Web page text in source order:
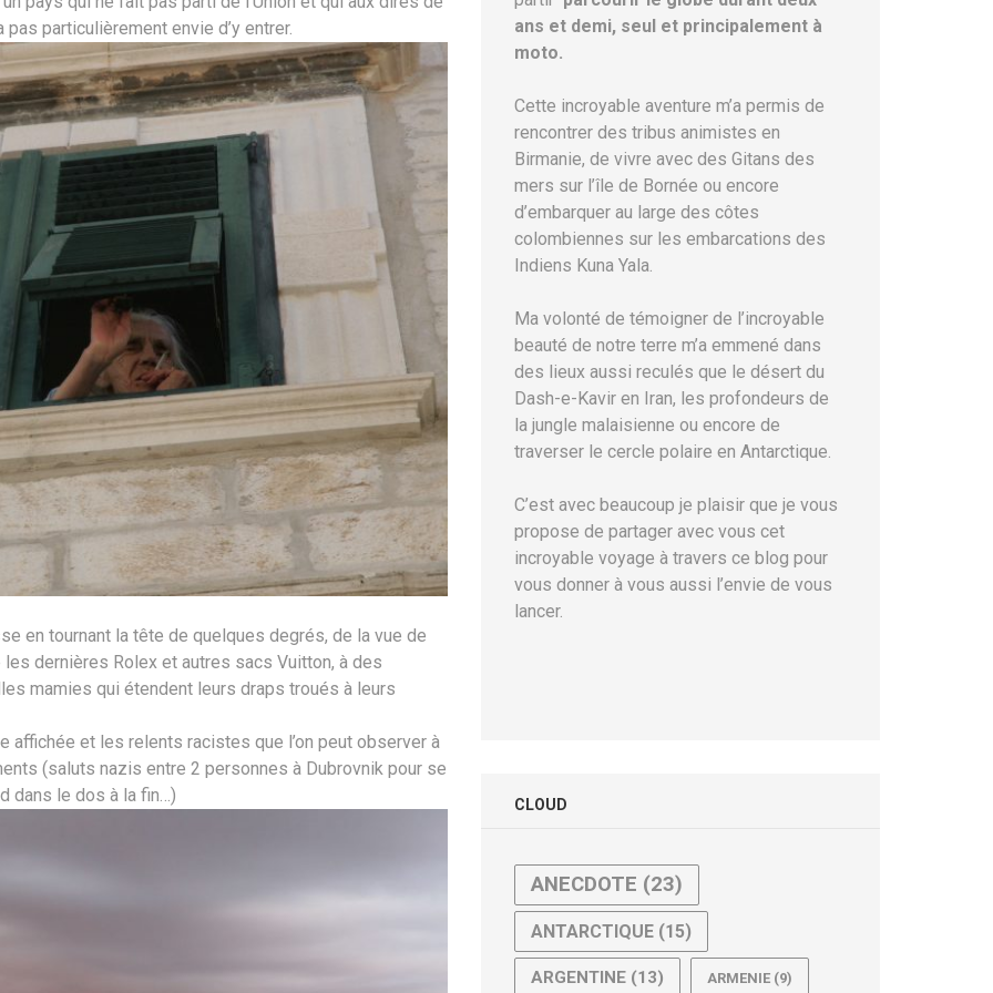
particulièrement envie d’y entrer.
en tournant la tête de quelques degrés, de la vue de
dernières Rolex et autres sacs Vuitton, à des
mamies qui étendent leurs draps troués à leurs
affichée et les relents racistes que l’on peut observer à
(saluts nazis entre 2 personnes à Dubrovnik pour se
dans le dos à la fin…)
ans et demi, seul et principalement à
moto.
Cette incroyable aventure m’a permis de
rencontrer des tribus animistes en
Birmanie, de vivre avec des Gitans des
mers sur l’île de Bornée ou encore
d’embarquer au large des côtes
colombiennes sur les embarcations des
Indiens Kuna Yala.
Ma volonté de témoigner de l’incroyable
beauté de notre terre m’a emmené dans
des lieux aussi reculés que le désert du
Dash-e-Kavir en Iran, les profondeurs de
la jungle malaisienne ou encore de
traverser le cercle polaire en Antarctique.
C’est avec beaucoup je plaisir que je vous
propose de partager avec vous cet
incroyable voyage à travers ce blog pour
vous donner à vous aussi l’envie de vous
lancer.
CLOUD
ANECDOTE (23)
ANTARCTIQUE (15)
ARGENTINE (13) ARMENIE (9)